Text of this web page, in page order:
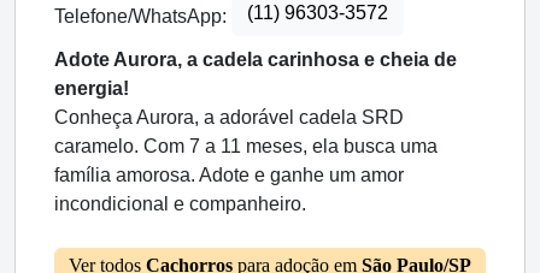
Telefone/WhatsApp: (11) 96303-3572
Adote Aurora, a cadela carinhosa e cheia de
energia!
Conheça Aurora, a adorável cadela SRD
caramelo. Com 7 a 11 meses, ela busca uma
família amorosa. Adote e ganhe um amor
incondicional e companheiro.
Ver todos Cachorros para adoção em São Paulo/SP